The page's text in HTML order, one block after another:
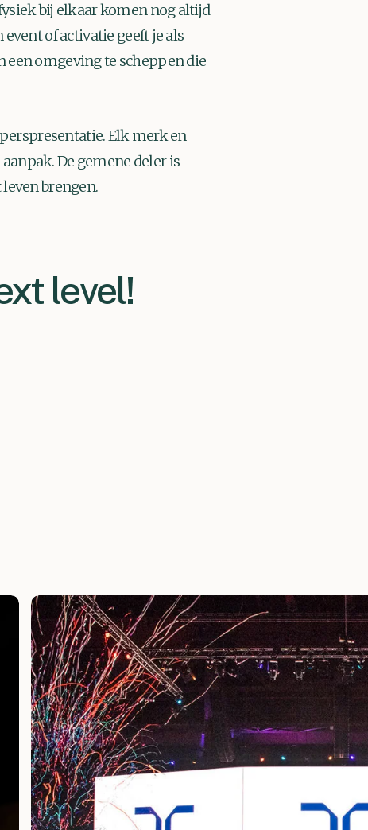
bij elkaar komen nog altijd
of activatie geeft je als
een omgeving te scheppen die
Elk merk en
De gemene deler is
brengen.
level!